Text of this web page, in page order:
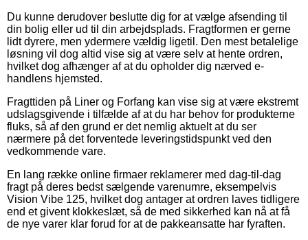
Du kunne derudover beslutte dig for at vælge afsending til
din bolig eller ud til din arbejdsplads. Fragtformen er gerne
lidt dyrere, men ydermere vældig ligetil. Den mest betalelige
løsning vil dog altid vise sig at være selv at hente ordren,
hvilket dog afhænger af at du opholder dig nærved e-
handlens hjemsted.
Fragttiden på Liner og Forfang kan vise sig at være ekstremt
udslagsgivende i tilfælde af at du har behov for produkterne
fluks, så af den grund er det nemlig aktuelt at du ser
nærmere på det forventede leveringstidspunkt ved den
vedkommende vare.
En lang række online firmaer reklamerer med dag-til-dag
fragt på deres bedst sælgende varenumre, eksempelvis
Vision Vibe 125, hvilket dog antager at ordren laves tidligere
end et givent klokkeslæt, så de med sikkerhed kan nå at få
de nye varer klar forud for at de pakkeansatte har fyraften.